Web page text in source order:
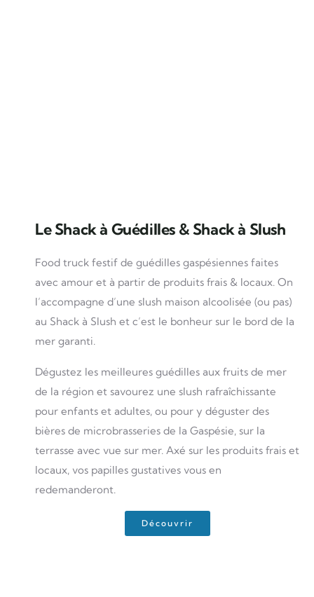
Le Shack à Guédilles & Shack à Slush
Food truck festif de guédilles gaspésiennes faites
avec amour et à partir de produits frais & locaux. On
l’accompagne d’une slush maison alcoolisée (ou pas)
au Shack à Slush et c’est le bonheur sur le bord de la
mer garanti.
Dégustez les meilleures guédilles aux fruits de mer
de la région et savourez une slush rafraîchissante
pour enfants et adultes, ou pour y déguster des
bières de microbrasseries de la Gaspésie, sur la
terrasse avec vue sur mer. Axé sur les produits frais et
locaux, vos papilles gustatives vous en
redemanderont.
Découvrir